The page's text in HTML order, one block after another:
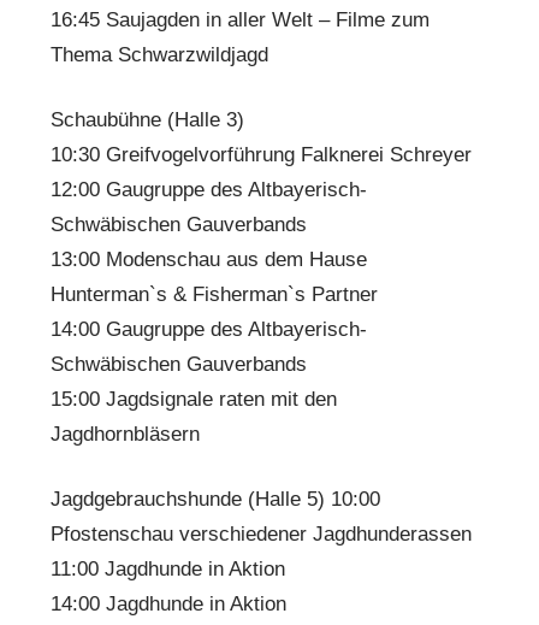
16:45 Saujagden in aller Welt – Filme zum
Thema Schwarzwildjagd
Schaubühne (Halle 3)
10:30 Greifvogelvorführung Falknerei Schreyer
12:00 Gaugruppe des Altbayerisch-
Schwäbischen Gauverbands
13:00 Modenschau aus dem Hause
Hunterman`s & Fisherman`s Partner
14:00 Gaugruppe des Altbayerisch-
Schwäbischen Gauverbands
15:00 Jagdsignale raten mit den
Jagdhornbläsern
Jagdgebrauchshunde (Halle 5) 10:00
Pfostenschau verschiedener Jagdhunderassen
11:00 Jagdhunde in Aktion
14:00 Jagdhunde in Aktion